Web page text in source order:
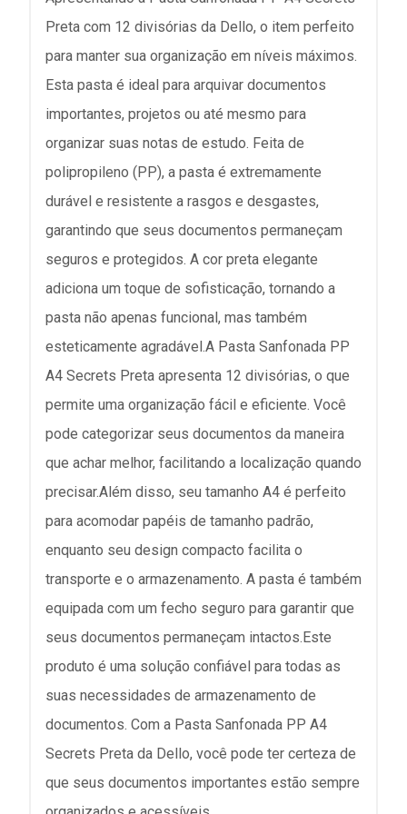
Preta com 12 divisórias da Dello, o item perfeito
para manter sua organização em níveis máximos.
Esta pasta é ideal para arquivar documentos
importantes, projetos ou até mesmo para
organizar suas notas de estudo. Feita de
polipropileno (PP), a pasta é extremamente
durável e resistente a rasgos e desgastes,
garantindo que seus documentos permaneçam
seguros e protegidos. A cor preta elegante
adiciona um toque de sofisticação, tornando a
pasta não apenas funcional, mas também
esteticamente agradável.A Pasta Sanfonada PP
A4 Secrets Preta apresenta 12 divisórias, o que
permite uma organização fácil e eficiente. Você
pode categorizar seus documentos da maneira
que achar melhor, facilitando a localização quando
precisar.Além disso, seu tamanho A4 é perfeito
para acomodar papéis de tamanho padrão,
enquanto seu design compacto facilita o
transporte e o armazenamento. A pasta é também
equipada com um fecho seguro para garantir que
seus documentos permaneçam intactos.Este
produto é uma solução confiável para todas as
suas necessidades de armazenamento de
documentos. Com a Pasta Sanfonada PP A4
Secrets Preta da Dello, você pode ter certeza de
que seus documentos importantes estão sempre